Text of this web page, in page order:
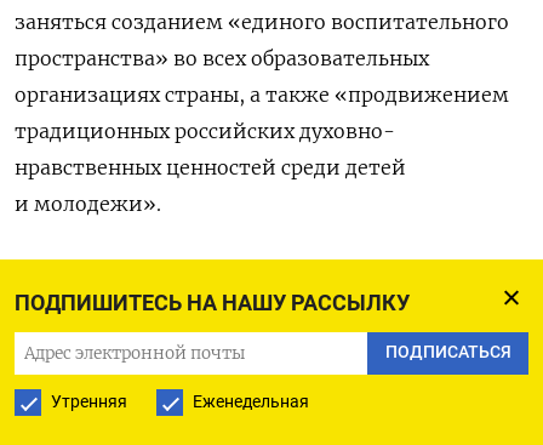
ПОДПИШИТЕСЬ НА НАШУ РАССЫЛКУ
ПОДПИСАТЬСЯ
Утренняя Еженедельная
заняться созданием «единого воспитательного
пространства» во всех образовательных
организациях страны, а также «продвижением
традиционных российских духовно-
нравственных ценностей среди детей
и молодежи».
заниматься разработкой законов «в сфере
воспитания», Путин поставил замглавы своей
администрации Сергея Кириенко — куратора
внутренней политики в Кремле. В группу,